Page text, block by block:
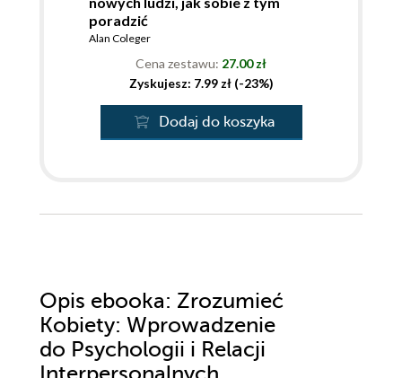
poradzić
Alan Coleger
Cena zestawu: 27.00 zł
Zyskujesz: 7.99 zł (-23%)
Dodaj do koszyka
Opis ebooka: Zrozumieć
Kobiety: Wprowadzenie
do Psychologii i Relacji